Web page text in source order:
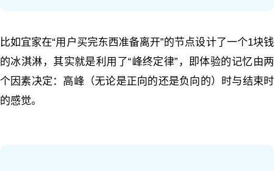
比如宜家在“用户买完东西准备离开”的节点设计了一个1块钱
的冰淇淋，其实就是利用了“峰终定律” ，即体验的记忆由两
个因素决定：高峰（无论是正向的还是负向的）时与结束时
的感觉。